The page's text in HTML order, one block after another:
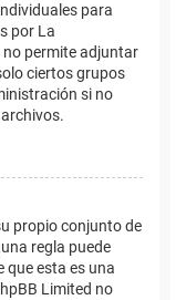
para
por La
permite adjuntar
ciertos grupos
si no
propio conjunto de
regla puede
que esta es una
Limited no